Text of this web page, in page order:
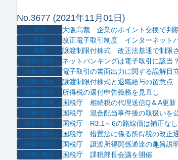
No.3677 (2021年11月01日)
展望 大阪高裁 企業のポイント交換で判
展望 改正電子取引制度 インターネット
展望 譲渡制限付株式 改正法基通で制限
税務の動向 ネットバンキングは電子取引に該当？
税務の動向 電子取引の書面出力に関する誤解目
税務の動向 譲渡制限付株式と退職給与の留意点
税務の動向 所得税の還付申告義務を見直し
税務の動向 国税庁 相続税の代理送信Q＆A更新
税務の動向 国税庁 混合配当事件後の取扱いを
税務の動向 国税庁 R3.1～6の路線価は補正なし
税務の動向 国税庁 措置法に係る所得税の改正
税務の動向 国税庁 譲渡所得関係通達の趣旨説
税務の動向 国税庁 課税部長会議を開催